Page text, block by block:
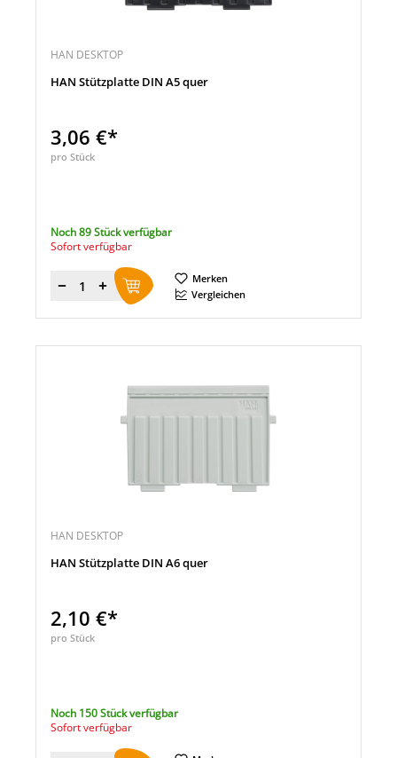
HAN DESKTOP
HAN Stützplatte DIN A5 quer
3,06 €*
pro Stück
Noch 89 Stück verfügbar
Sofort verfügbar
Menge
Merken
Vergleichen
HAN DESKTOP
HAN Stützplatte DIN A6 quer
2,10 €*
pro Stück
Noch 150 Stück verfügbar
Sofort verfügbar